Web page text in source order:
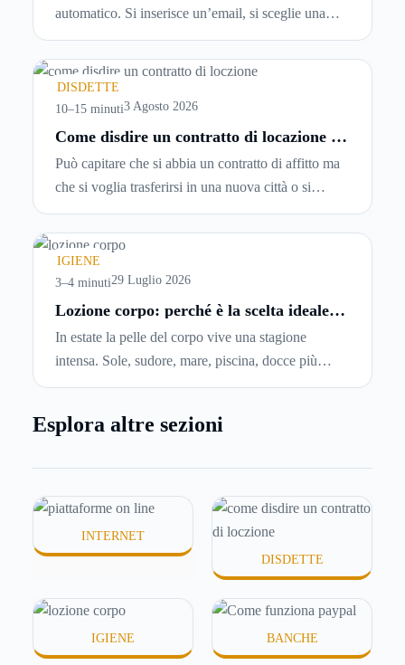
automatico. Si inserisce un’email, si sceglie una
password, si accetta una serie di condizioni senza
leggerle davvero. Tutto avviene in pochi minuti,
spesso senza che ci si fermi a capire dove si sta
entrando.
DISDETTE
10–15 minuti3 Agosto 2026
Come disdire un contratto di locazione in
modo corretto ed efficace
Può capitare che si abbia un contratto di affitto ma
che si voglia trasferirsi in una nuova città o si
abbiano problemi a pagare il canone, per cui si
comincia a cercare un’altra abitazione: è legittimo
chiedersi se è possibile
locazioneprima che scada. In questa guida
capiremo come inviare la disdetta per un contratto
IGIENE
3–4 minuti29 Luglio 2026
Lozione corpo: perché è la scelta ideale
In estate la pelle del corpo vive una stagione
intensa. Sole, sudore, mare, piscina, docce più
frequenti e aria condizionata possono renderla
meno confortevole. Eppure, proprio nei mesi caldi,
o difficili da assorbire.
Esplora altre sezioni
INTERNET
DISDETTE
IGIENE BANCHE